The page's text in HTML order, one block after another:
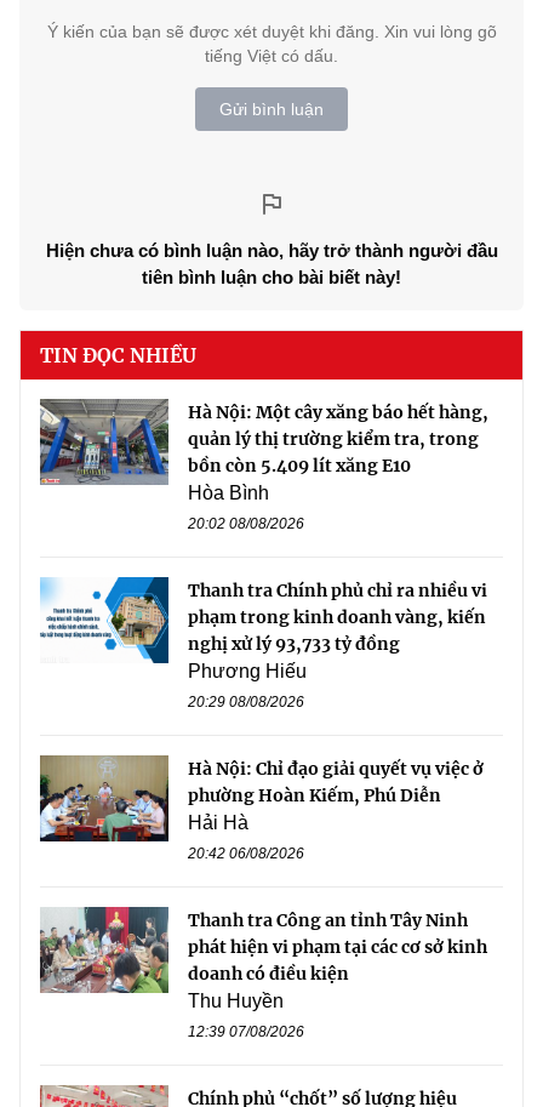
Ý kiến của bạn sẽ được xét duyệt khi đăng. Xin vui lòng gõ
tiếng Việt có dấu.
Gửi bình luận
Hiện chưa có bình luận nào, hãy trở thành người đầu
tiên bình luận cho bài biết này!
TIN ĐỌC NHIỀU
Hà Nội: Một cây xăng báo hết hàng,
quản lý thị trường kiểm tra, trong
bồn còn 5.409 lít xăng E10
Hòa Bình
20:02 08/08/2026
Thanh tra Chính phủ chỉ ra nhiều vi
phạm trong kinh doanh vàng, kiến
nghị xử lý 93,733 tỷ đồng
Phương Hiếu
20:29 08/08/2026
Hà Nội: Chỉ đạo giải quyết vụ việc ở
phường Hoàn Kiếm, Phú Diễn
Hải Hà
20:42 06/08/2026
Thanh tra Công an tỉnh Tây Ninh
phát hiện vi phạm tại các cơ sở kinh
doanh có điều kiện
Thu Huyền
12:39 07/08/2026
Chính phủ “chốt” số lượng hiệu